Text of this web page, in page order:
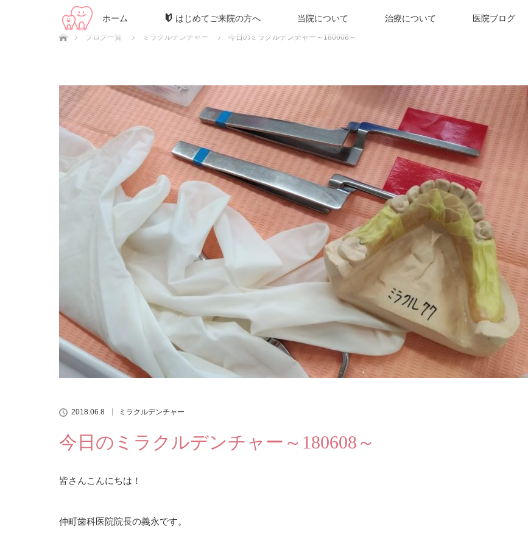
ホーム はじめてご来院の方へ 当院について 治療について 医院ブログ
ホーム
ブログ一覧
ミラクルデンチャー 今日のミラクルデンチャー～180608～
2018.06.8 ミラクルデンチャー
今日のミラクルデンチャー～180608～
皆さんこんにちは！
仲町歯科医院院長の義永です。